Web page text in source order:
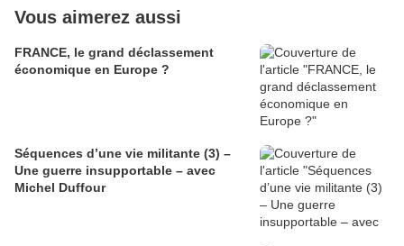
Vous aimerez aussi
FRANCE, le grand déclassement
économique en Europe ?
Séquences d’une vie militante (3) –
Une guerre insupportable – avec
Michel Duffour